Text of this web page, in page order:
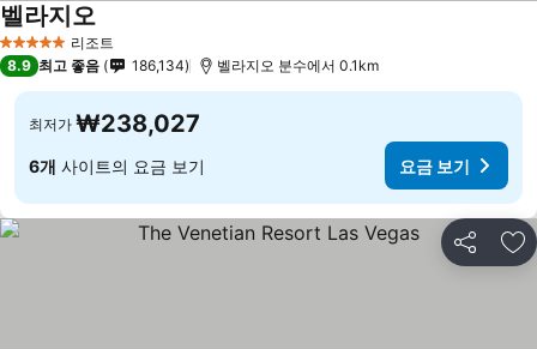
5 성급 리조트
벨라지오요금 보기
8.9 최고 좋음 186,134 벨라지오 분수에서 0.1km
최저가 ₩238,027
6개 사이트의 요금 보기 요금 보기
공유 즐